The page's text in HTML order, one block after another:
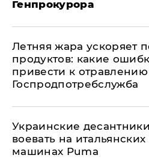
Генпрокурора
Летняя жара ускоряет
продуктов: какие
привести к отравлению
Госпродпотребслужба
Украинские
воевать на
машинах Puma